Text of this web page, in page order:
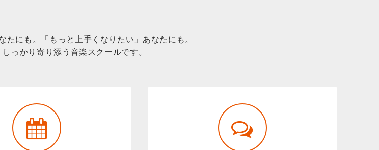
たにも。「もっと上手くなりたい」あなたにも。
っかり寄り添う音楽スクールです。